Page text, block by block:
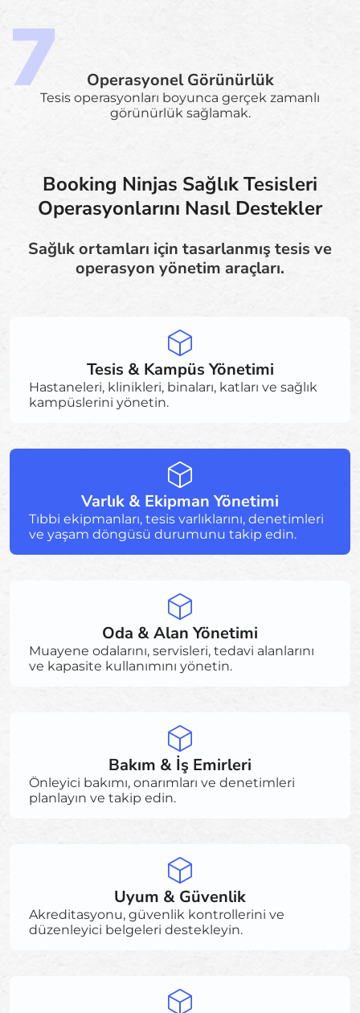
Operasyonel Görünürlük
Tesis operasyonları boyunca gerçek zamanlı
görünürlük sağlamak.
Booking Ninjas Sağlık Tesisleri
Operasyonlarını Nasıl Destekler
Sağlık ortamları için tasarlanmış tesis ve
operasyon yönetim araçları.
Tesis & Kampüs Yönetimi
Hastaneleri, klinikleri, binaları, katları ve sağlık
kampüslerini yönetin.
Varlık & Ekipman Yönetimi
Tıbbi ekipmanları, tesis varlıklarını, denetimleri
ve yaşam döngüsü durumunu takip edin.
Oda & Alan Yönetimi
Muayene odalarını, servisleri, tedavi alanlarını
ve kapasite kullanımını yönetin.
Bakım & İş Emirleri
Önleyici bakımı, onarımları ve denetimleri
planlayın ve takip edin.
Uyum & Güvenlik
Akreditasyonu, güvenlik kontrollerini ve
düzenleyici belgeleri destekleyin.